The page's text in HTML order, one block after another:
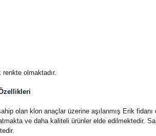
olmaktadır.
olan klon anaçlar üzerine aşılanmış Erik fidanı
ve daha kaliteli ürünler elde edilmektedir.